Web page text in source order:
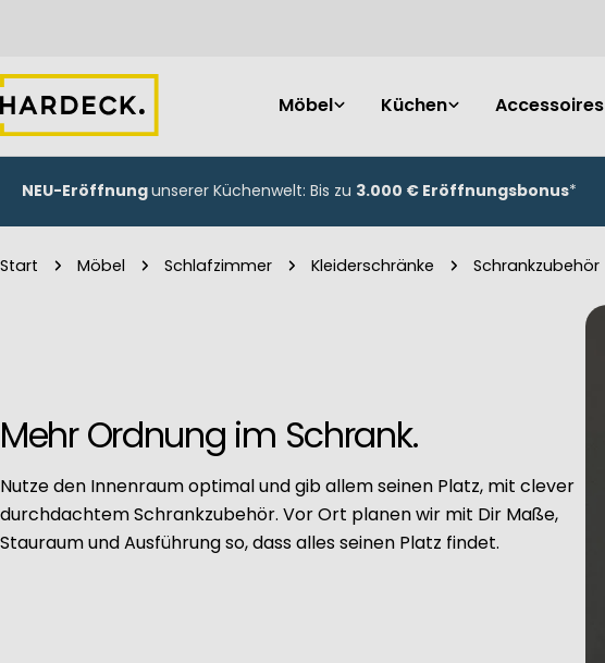
springen
Möbel Küchen Accessoires
NEU-Eröffnungunserer Küchenwelt: Bis zu 3.000 € Eröffnungsbonus*
Start Möbel Schlafzimmer Kleiderschränke Schrankzubehör
Mehr Ordnung im Schrank.
Nutze den Innenraum optimal und gib allem seinen Platz, mit clever
durchdachtem Schrankzubehör. Vor Ort planen wir mit Dir Maße,
Stauraum und Ausführung so, dass alles seinen Platz findet.